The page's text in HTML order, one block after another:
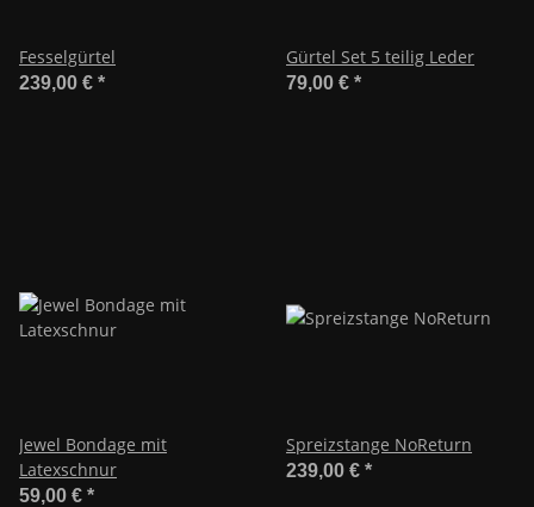
Fesselgürtel
239,00 € *
Gürtel Set 5 teilig Leder
79,00 € *
Jewel Bondage mit
Latexschnur
59,00 € *
Spreizstange NoReturn
239,00 € *